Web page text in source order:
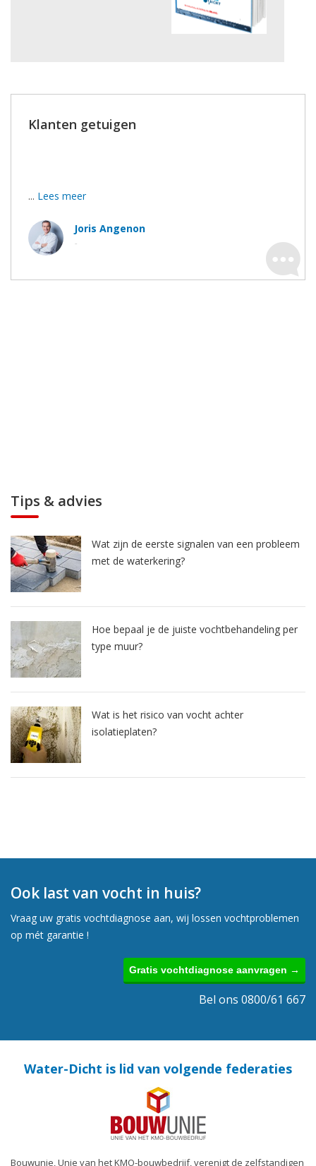
Klanten getuigen
... Lees meer
Joris Angenon
-
Tips & advies
Wat zijn de eerste signalen van een probleem
met de waterkering?
Hoe bepaal je de juiste vochtbehandeling per
type muur?
Wat is het risico van vocht achter
isolatieplaten?
Ook last van vocht in huis?
Vraag uw gratis vochtdiagnose aan, wij lossen vochtproblemen
op mét garantie !
Gratis vochtdiagnose aanvragen →
Bel ons 0800/61 667
Water-Dicht is lid van volgende federaties
Bouwunie, Unie van het KMO-bouwbedrijf, verenigt de zelfstandigen